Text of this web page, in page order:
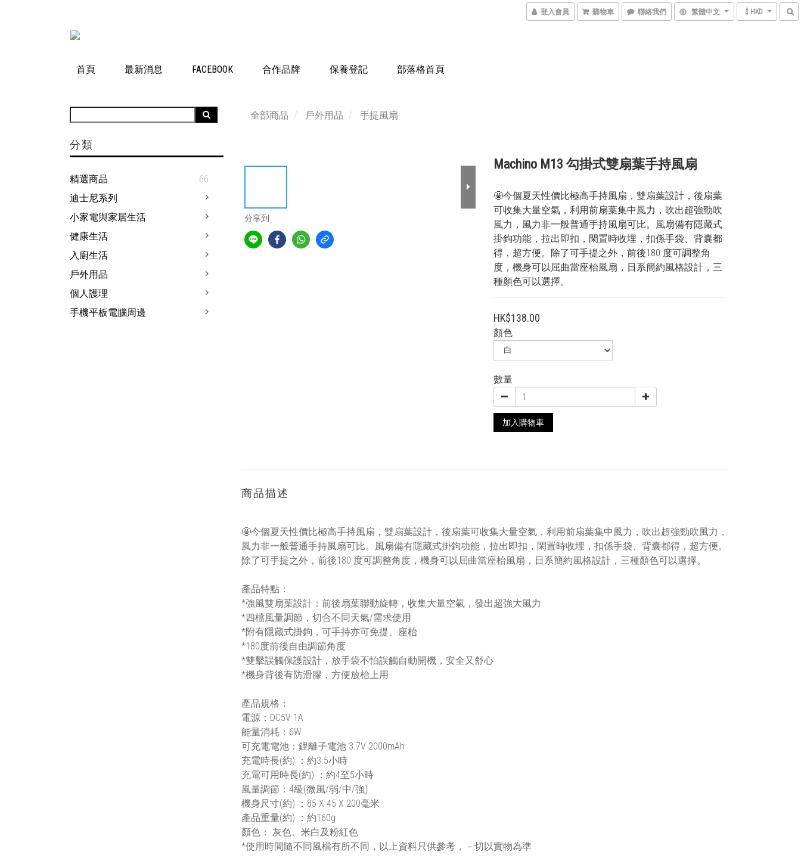
登入會員 購物車 聯絡我們 繁體中文 $ HKD
首頁 最新消息 FACEBOOK 合作品牌 保養登記 部落格首頁
分類
精選商品
66
迪士尼系列
小家電與家居生活
健康生活
入廚生活
戶外用品
個人護理
手機平板電腦周邊
全部商品 戶外用品 手提風扇
分享到
Machino M13 勾掛式雙扇葉手持風扇
🤩今個夏天性價比極高手持風扇，雙扇葉設計，後扇葉
可收集大量空氣，利用前扇葉集中風力，吹出超強勁吹
風力，風力非一般普通手持風扇可比。風扇備有隱藏式
掛鉤功能，拉出即扣，閑置時收埋，扣係手袋、背囊都
得，超方便。除了可手提之外，前後180 度可調整角
度，機身可以屈曲當座枱風扇，日系簡約風格設計，三
種顏色可以選擇。
HK$138.00
顏色
數量
加入購物車
商品描述
🤩今個夏天性價比極高手持風扇，雙扇葉設計，後扇葉可收集大量空氣，利用前扇葉集中風力，吹出超強勁吹風力，
風力非一般普通手持風扇可比。風扇備有隱藏式掛鉤功能，拉出即扣，閑置時收埋，扣係手袋、背囊都得，超方便。
除了可手提之外，前後180 度可調整角度，機身可以屈曲當座枱風扇，日系簡約風格設計，三種顏色可以選擇。
產品特點：
*強風雙扇葉設計：前後扇葉聯動旋轉，收集大量空氣，發出超強大風力
*四檔風量調節，切合不同天氣/需求使用
*附有隱藏式掛鉤，可手持亦可免提、座枱
*180度前後自由調節角度
*雙擊誤觸保護設計，放手袋不怕誤觸自動開機，安全又舒心
*機身背後有防滑膠，方便放枱上用
產品規格：
電源：DC5V 1A
能量消耗：6W
可充電電池：鋰離子電池 3.7V 2000mAh
充電時長(約) ：約3.5小時
充電可用時長(約) ：約4至5小時
風量調節：4級(微風/弱/中/強)
機身尺寸(約) ：85 X 45 X 200毫米
產品重量(約) ：約160g
顏色： 灰色、米白及粉紅色
*使用時間隨不同風檔有所不同，以上資料只供參考，－切以實物為準